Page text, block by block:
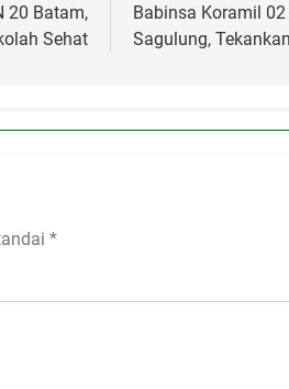
20 Batam,
Sehat
Babinsa Koramil
Sagulung,
*